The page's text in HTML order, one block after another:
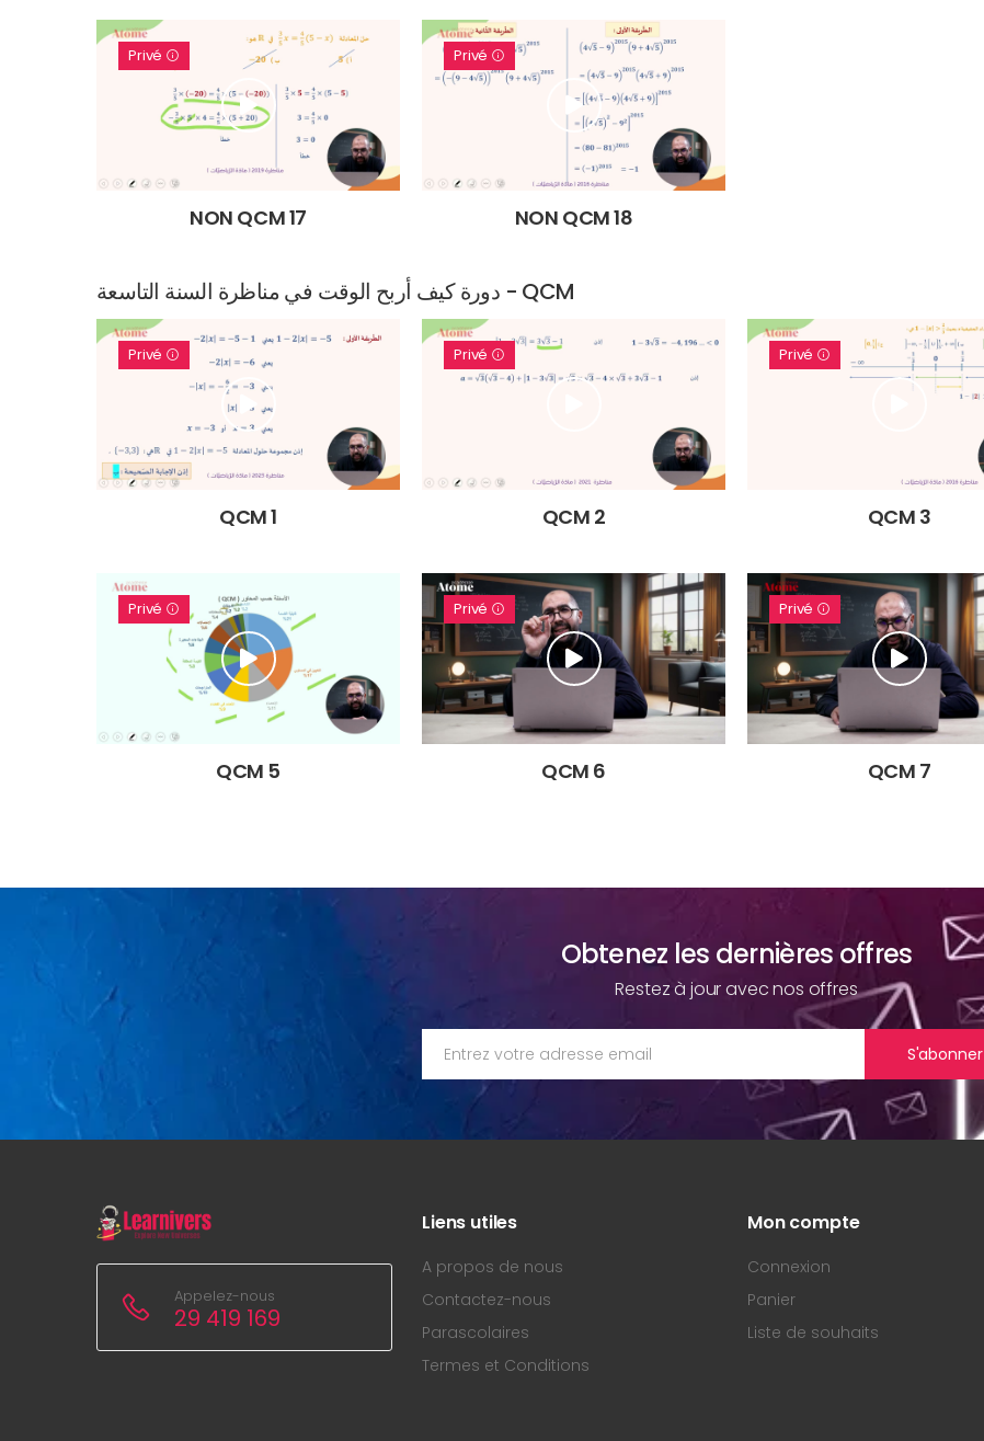
Privé
NON QCM 17
Privé
NON QCM 18
دورة كيف أربح الوقت في مناظرة السنة التاسعة - QCM
Privé
QCM 1
Privé
QCM 2
Privé
QCM 3
Privé
QCM 5
Privé
QCM 6
Privé
QCM 7
Obtenez les dernières offres
Restez à jour avec nos offres
S'abonner
Appelez-nous
29 419 169
Liens utiles
A propos de nous
Contactez-nous
Parascolaires
Termes et Conditions
Mon compte
Connexion
Panier
Liste de souhaits